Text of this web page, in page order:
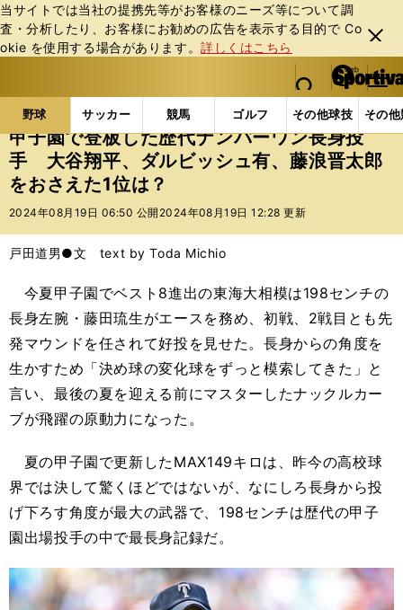
当サイトでは当社の提携先等がお客様のニーズ等について調
査・分析したり、お客様にお勧めの広告を表⽰する⽬的で Co
okie を使⽤する場合があります。詳しくはこちら
閉じ
る
web Sportiva (webスポルティーバ)
検索
マイペ
ー
ジ
メニュ
野球 サッカー 競馬 ゴルフ その他球技 その
b
ス
ポ
ル
テ
ー
バ
野球の記事一覧 高校野球他 甲子園で登板した歴代
甲子園で登板した歴代ナンバーワン長身投
手 大谷翔平、ダルビッシュ有、藤浪晋太郎
をおさえた1位は？
2024年08月19日 06:50 公開 2024年08月19日 12:28 更新
戸田道男●文 text by Toda Michio
今夏甲子園でベスト8進出の東海大相模は198センチの
長身左腕・藤田琉生がエースを務め、初戦、2戦目とも先
発マウンドを任されて好投を見せた。長身からの角度を
生かすため「決め球の変化球をずっと模索してきた」と
言い、最後の夏を迎える前にマスターしたナックルカー
ブが飛躍の原動力になった。
夏の甲子園で更新したMAX149キロは、昨今の高校球
界では決して驚くほどではないが、なにしろ長身から投
げ下ろす角度が最大の武器で、198センチは歴代の甲子
園出場投手の中で最長身記録だ。